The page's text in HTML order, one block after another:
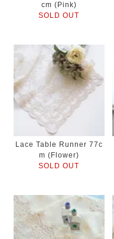
cm (Pink)
SOLD OUT
Lace Table Runner 77c
m (Flower)
SOLD OUT